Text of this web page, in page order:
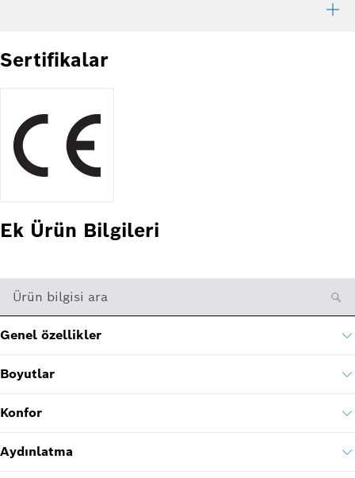
Sertifikalar
Ek Ürün Bilgileri
Ürün bilgisi ara
Genel özellikler
Boyutlar
Konfor
Aydınlatma